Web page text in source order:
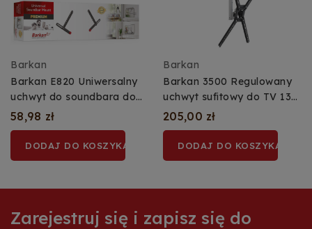
Barkan
Barkan E820 Uniwersalny
uchwyt do soundbara do
VESA
58,98 zł
DODAJ DO KOSZYKA
Barkan
Barkan 3500 Regulowany
uchwyt sufitowy do TV 13–
65 cali, 40 kg
205,00 zł
DODAJ DO KOSZYKA
Zarejestruj się i zapisz się do